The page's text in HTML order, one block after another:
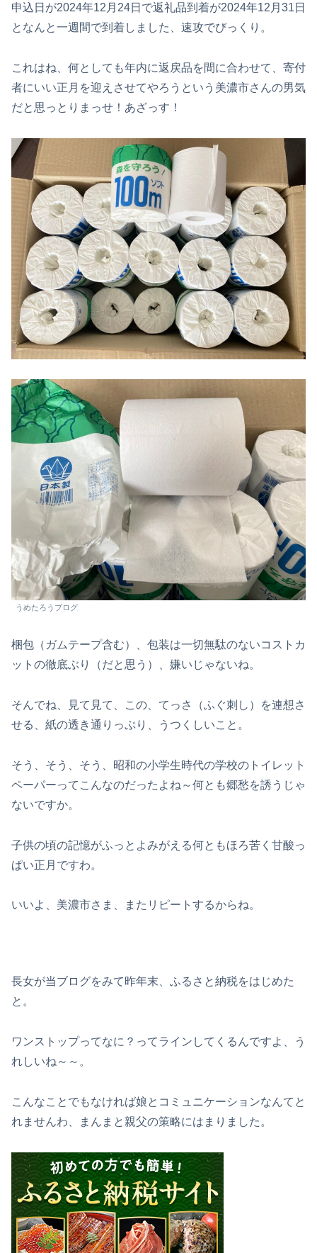
申込日が2024年12月24日で返礼品到着が2024年12月31日
となんと一週間で到着しました、速攻でびっくり。
これはね、何としても年内に返戻品を間に合わせて、寄付
者にいい正月を迎えさせてやろうという美濃市さんの男気
だと思っとりまっせ！あざっす！
うめたろうブログ
梱包（ガムテープ含む）、包装は一切無駄のないコストカ
ットの徹底ぶり（だと思う）、嫌いじゃないね。
そんでね、見て見て、この、てっさ（ふぐ刺し）を連想さ
せる、紙の透き通りっぷり、うつくしいこと。
そう、そう、そう、昭和の小学生時代の学校のトイレット
ペーパーってこんなのだったよね～何とも郷愁を誘うじゃ
ないですか。
子供の頃の記憶がふっとよみがえる何ともほろ苦く甘酸っ
ぱい正月ですわ。
いいよ、美濃市さま、またリピートするからね。
長女が当ブログをみて昨年末、ふるさと納税をはじめた
と。
ワンストップってなに？ってラインしてくるんですよ、う
れしいね～～。
こんなことでもなければ娘とコミュニケーションなんてと
れませんわ、まんまと親父の策略にはまりました。